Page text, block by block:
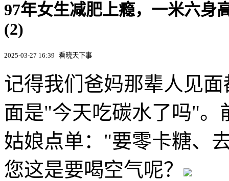
97年女生减肥上瘾，一米六身
(2)
2025-03-27 16:39 看晓天下事
记得我们爸妈那辈人见
面是"今天吃碳水了吗"。
姑娘点单："要零卡糖、
您这是要喝空气呢？